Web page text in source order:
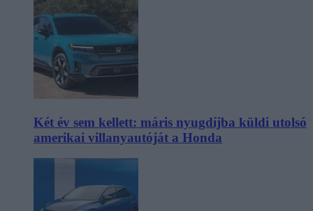
Két év sem kellett: máris nyugdíjba küldi utolsó
amerikai villanyautóját a Honda